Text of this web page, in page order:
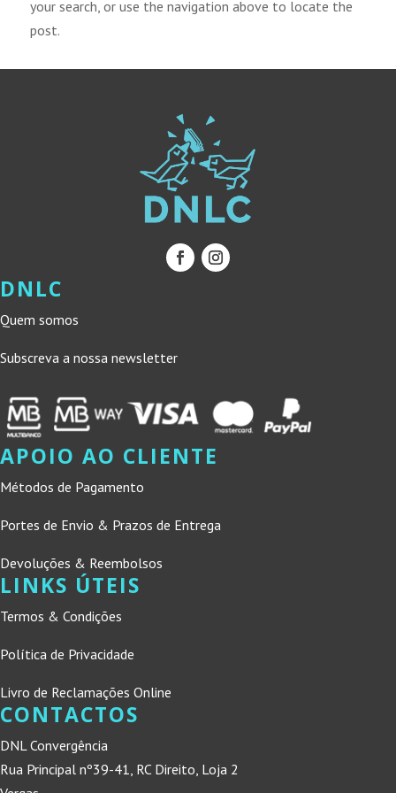
your search, or use the navigation above to locate the
post.
DNLC
Quem somos
Subscreva a nossa newsletter
APOIO AO CLIENTE
Métodos de Pagamento
Portes de Envio & Prazos de Entrega
Devoluções & Reembolsos
LINKS ÚTEIS
Termos & Condições
Política de Privacidade
Livro de Reclamações Online
CONTACTOS
DNL Convergência
Rua Principal nº39-41, RC Direito, Loja 2